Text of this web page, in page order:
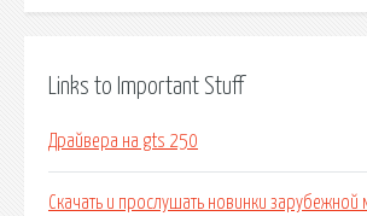
Links to Important Stuff
Драйвера на gts 250
Скачать и прослушать новинки